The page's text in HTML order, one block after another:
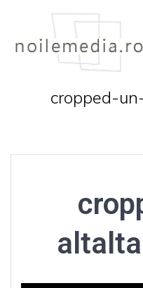
cropped-